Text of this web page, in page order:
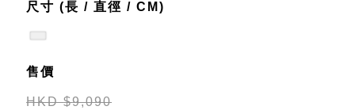
尺寸 (長 / 直徑 / CM)
售價
HKD$9,090